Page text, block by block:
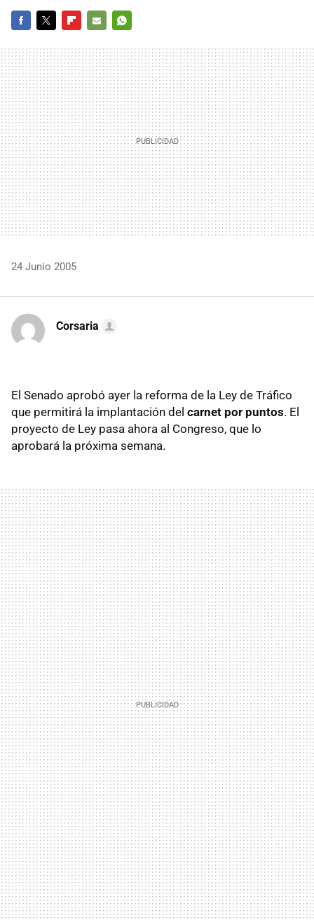
MAIL
24 Junio 2005
Corsaria
El Senado aprobó ayer la reforma de la Ley de Tráfico
que permitirá la implantación del carnet por puntos. El
proyecto de Ley pasa ahora al Congreso, que lo
aprobará la próxima semana.